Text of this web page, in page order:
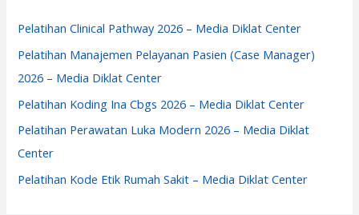
f
o
r
Pelatihan Clinical Pathway 2026 – Media Diklat Center
Pelatihan Manajemen Pelayanan Pasien (Case Manager)
2026 – Media Diklat Center
Pelatihan Koding Ina Cbgs 2026 – Media Diklat Center
Pelatihan Perawatan Luka Modern 2026 – Media Diklat
Center
Pelatihan Kode Etik Rumah Sakit – Media Diklat Center